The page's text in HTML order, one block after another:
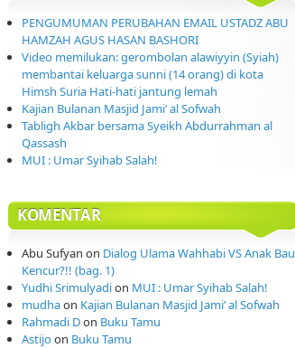
PENGUMUMAN PERUBAHAN EMAIL USTADZ ABU
HAMZAH AGUS HASAN BASHORI
Video memilukan: gerombolan alawiyyin (Syiah)
membantai keluarga sunni (14 orang) di kota
Himsh Suria Hati-hati jantung lemah
Kajian Bulanan Masjid Jami’ al Sofwah
Tabligh Akbar bersama Syeikh Abdurrahman al
Qassash
MUI : Umar Syihab Salah!
KOMENTAR
Abu Sufyan on Dialog Ulama Wahhabi VS Anak Bau
Kencur?!! (bag. 1)
Yudhi Srimulyadion MUI : Umar Syihab Salah!
mudhaon Kajian Bulanan Masjid Jami’ al Sofwah
Rahmadi Don Buku Tamu
Astijoon Buku Tamu